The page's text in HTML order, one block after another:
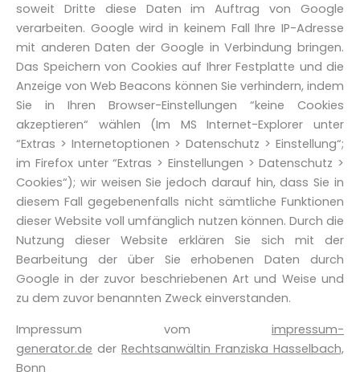
soweit Dritte diese Daten im Auftrag von Google
verarbeiten. Google wird in keinem Fall Ihre IP-Adresse
mit anderen Daten der Google in Verbindung bringen.
Das Speichern von Cookies auf Ihrer Festplatte und die
Anzeige von Web Beacons können Sie verhindern, indem
Sie in Ihren Browser-Einstellungen “keine Cookies
akzeptieren“ wählen (Im MS Internet-Explorer unter
“Extras > Internetoptionen > Datenschutz > Einstellung“;
im Firefox unter “Extras > Einstellungen > Datenschutz >
Cookies“); wir weisen Sie jedoch darauf hin, dass Sie in
diesem Fall gegebenenfalls nicht sämtliche Funktionen
dieser Website voll umfänglich nutzen können. Durch die
Nutzung dieser Website erklären Sie sich mit der
Bearbeitung der über Sie erhobenen Daten durch
Google in der zuvor beschriebenen Art und Weise und
zu dem zuvor benannten Zweck einverstanden.
Impressum vom impressum-
generator.de der Rechtsanwältin Franziska Hasselbach,
Bonn